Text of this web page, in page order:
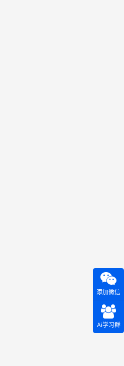
让所有子模块拉取远端最新代
添加微信
Ai学习群